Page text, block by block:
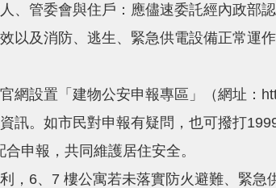
、管委會與住戶：應儘速委託經內政部
以及消防、逃生、緊急供電設備正常運
設置「建物公安申報專區」（網址：
訊。如市民對申報有疑問，也可撥打
申報，共同維護居住安全。
6、7 樓公寓若未落實防火避難、緊急